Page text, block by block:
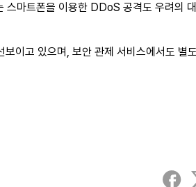
스마트폰을 이용한 DDoS 공격도 우려의
이고 있으며, 보안 관제 서비스에서도 별
페이스북